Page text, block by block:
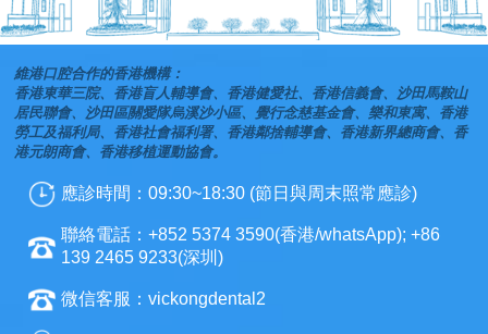
維港口腔合作的香港機構：
香港東華三院、香港盲人輔導會、香港健愛社、香港信義會、沙田馬鞍山
居民聯會、沙田區關愛隊烏溪沙小區、覺行念慈基金會、樂和東寓、香港
勞工及福利局、香港社會福利署、香港鄰捨輔導會、香港新界總商會、香
港元朗商會、香港移植運動協會。
應診時間：09:30~18:30 (節日與周末照常應診)
聯絡電話：+852 5374 3590(香港/whatsApp); +86
139 2465 9233(深圳)
微信客服：vickongdental2